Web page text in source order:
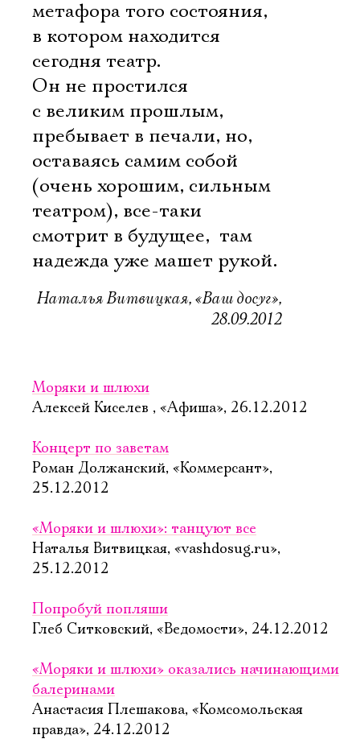
метафора того состояния,
в котором находится
сегодня театр.
Он не простился
с великим прошлым,
пребывает в печали, но,
оставаясь самим собой
(очень хорошим, сильным
театром), все-таки
смотрит в будущее,  там
надежда уже машет рукой.
Наталья Витвицкая, «Ваш досуг»,
28.09.2012
Моряки и шлюхи
Алексей Киселев , «Афиша», 26.12.2012
Концерт по заветам
Роман Должанский, «Коммерсант»,
25.12.2012
«Моряки и шлюхи»: танцуют все
Наталья Витвицкая, «vashdosug.ru»,
25.12.2012
Попробуй попляши
Глеб Ситковский, «Ведомости», 24.12.2012
«Моряки и шлюхи» оказались начинающими
балеринами
Анастасия Плешакова, «Комсомольская
правда», 24.12.2012